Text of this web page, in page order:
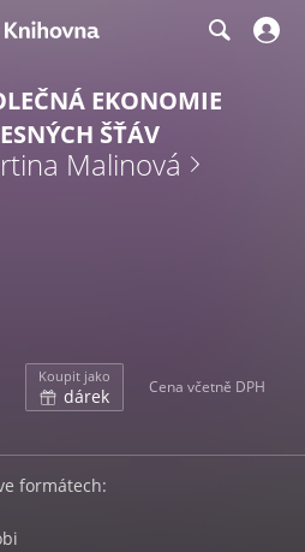
EKONOMIE
ŠŤÁV
Malinová
Koupit jako
dárek Cena včetně DPH
formátech: